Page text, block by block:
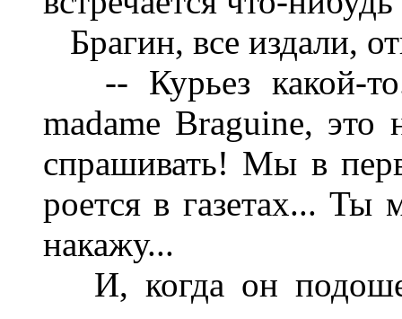
Брагин, все издали,
-- Курьез какой-
madame Braguine, это
спрашивать! Мы в
роется в газетах... Ты
накажу...
И, когда он